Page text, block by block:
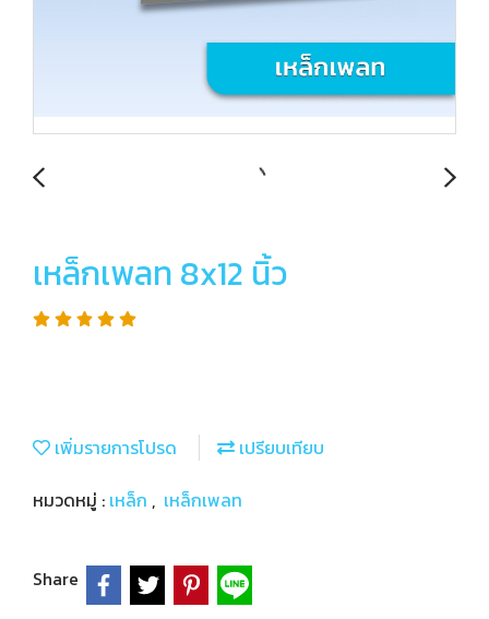
เหล็กเพลท 8x12 นิ้ว
เพิ่มรายการโปรด
เปรียบเทียบ
หมวดหมู่ : เหล็ก , เหล็กเพลท
Share